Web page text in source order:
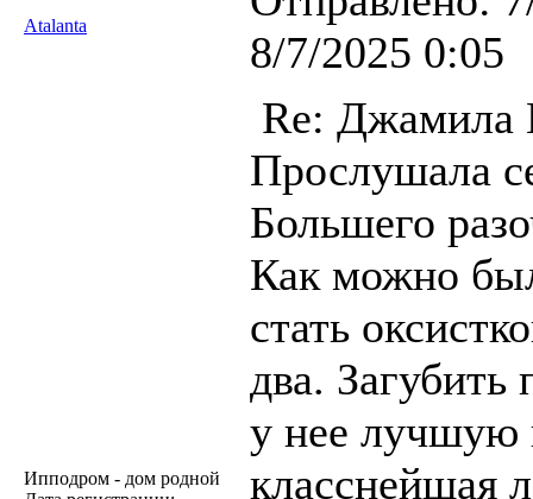
Atalanta
8/7/2025 0:05
Ипподром - дом родной
Re:
Прослушала
Большего
Как можно
стать
два. Загубить
у нее лучшую
класснейшая